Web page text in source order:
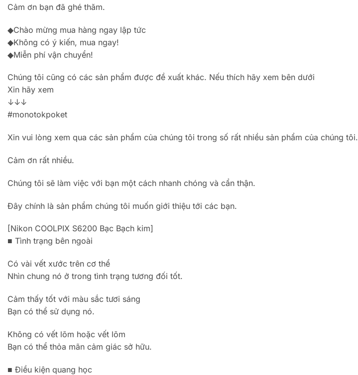
Cảm ơn bạn đã ghé thăm.
◆Chào mừng mua hàng ngay lập tức
◆Không có ý kiến, mua ngay!
◆Miễn phí vận chuyển!
Chúng tôi cũng có các sản phẩm được đề xuất khác. Nếu thích hãy xem bên dưới
Xin hãy xem
↓↓↓
#monotokpoket
Xin vui lòng xem qua các sản phẩm của chúng tôi trong số rất nhiều sản phẩm của chúng tôi.
Cảm ơn rất nhiều.
Chúng tôi sẽ làm việc với bạn một cách nhanh chóng và cẩn thận.
Đây chính là sản phẩm chúng tôi muốn giới thiệu tới các bạn.
[Nikon COOLPIX S6200 Bạc Bạch kim]
■ Tình trạng bên ngoài
Có vài vết xước trên cơ thể
Nhìn chung nó ở trong tình trạng tương đối tốt.
Cảm thấy tốt với màu sắc tươi sáng
Bạn có thể sử dụng nó.
Không có vết lõm hoặc vết lõm
Bạn có thể thỏa mãn cảm giác sở hữu.
■ Điều kiện quang học